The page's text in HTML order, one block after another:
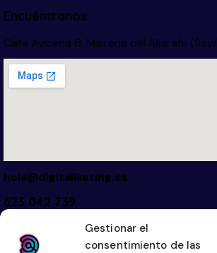
Gestionar el
consentimiento de las
Encuéntranos
Calle Avicena 6, Mairena del Aljarafe
hola@digitallketing.es
623 042 739
Links Legal